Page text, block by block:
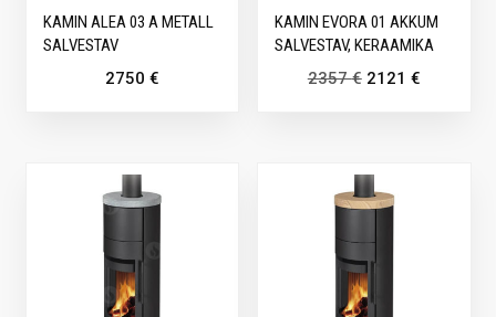
KAMIN ALEA 03 A METALL
SALVESTAV
2750 €
KAMIN EVORA 01 AKKUM
SALVESTAV, KERAAMIKA
2357€ 2121 €